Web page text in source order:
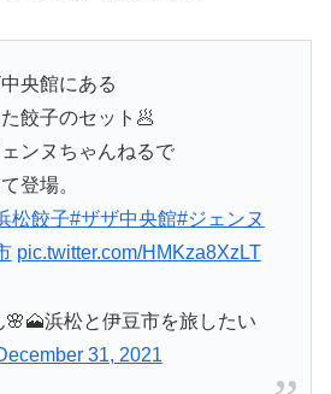
央館にある
餃子のセット🥟
ンヌちゃんねるで
登場。
松餃子#ザザ中央館#ジェンヌ
pic.twitter.com/HMKza8XzLT
浜松と伊豆市を旅したい
31, 2021